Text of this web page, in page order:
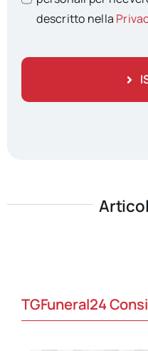
descritto nella
TGFuneral24